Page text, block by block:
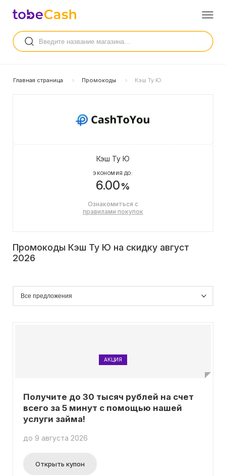
Главная страница Промокоды Кэш Ту Ю
Кэш Ту Ю
ЭКОНОМИЯ ДО:
6.00%
Ознакомиться с
правилами покупок
Промокоды Кэш Ту Ю на скидку август
2026
АКЦИЯ
Получите до 30 тысяч рублей на счет
всего за 5 минут с помощью нашей
услуги займа!
до 9 августа 2026
Открыть купон